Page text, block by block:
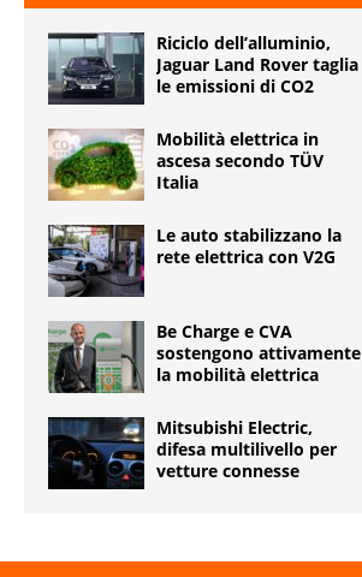
Riciclo dell’alluminio,
Jaguar Land Rover taglia
le emissioni di CO2
Mobilità elettrica in
ascesa secondo TÜV
Italia
Le auto stabilizzano la
rete elettrica con V2G
Be Charge e CVA
sostengono attivamente
la mobilità elettrica
Mitsubishi Electric,
difesa multilivello per
vetture connesse